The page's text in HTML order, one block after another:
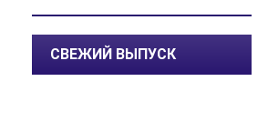
05.08.2026 Происшествия
СВЕЖИЙ ВЫПУСК